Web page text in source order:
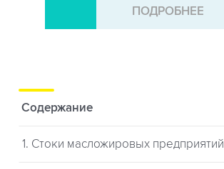
ПОДРОБНЕЕ
Содержание
1. Стоки масложировых предприятий